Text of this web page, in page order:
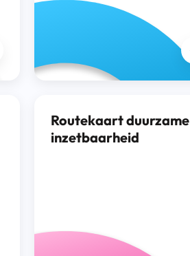
Routekaart duurzame
inzetbaarheid